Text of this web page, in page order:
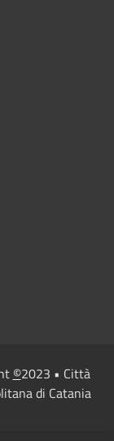
©2023 • Città
di Catania